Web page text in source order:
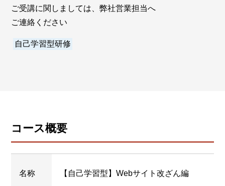
ご受講に関しましては、弊社営業担当へ
ご連絡ください
自己学習型研修
コース概要
名称 【自己学習型】Webサイト改ざん編